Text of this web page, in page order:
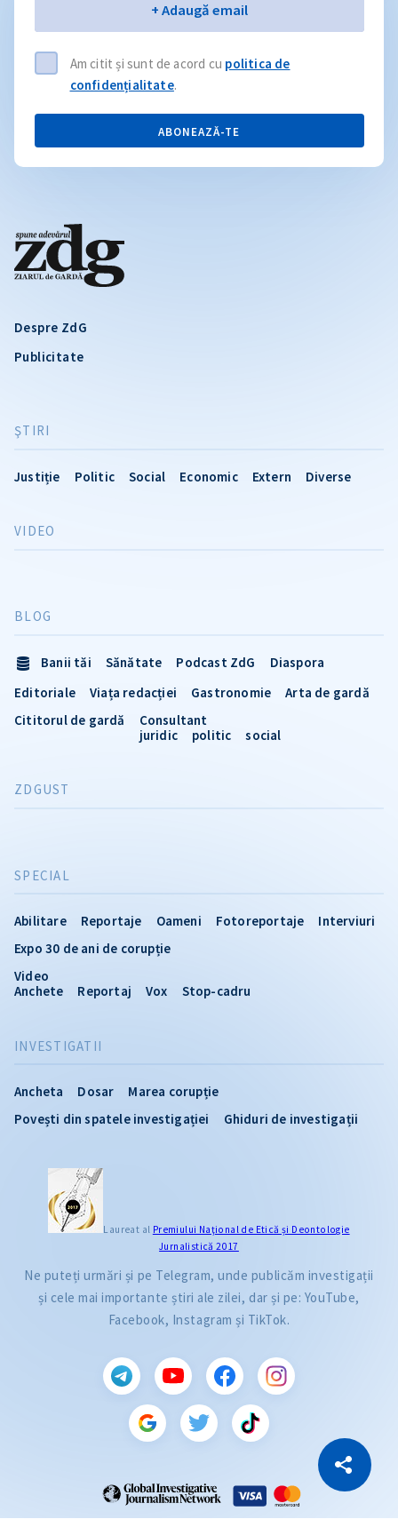
Copiază Link
Despre ZdG
Publicitate
ŞTIRI
Justiție Politic Social Economic Extern Diverse
INVESTIGATII
Ancheta Dosar
Marea corupție
Povești din spatele investigației
Ghiduri de investigații
VIDEO
SPECIAL
Abilitare Reportaje Oameni Fotoreportaje
Interviuri
Expo 30 de ani de corupție
Video
Anchete
Reportaj Vox Stop-cadru
BLOG
Banii tăi Sănătate Podcast ZdG
Diaspora
Editoriale
Viața redacției Gastronomie
Arta de gardă
Cititorul de gardă
Consultant
juridic
politic social
ZDGUST
+ Adaugă email
Am citit și sunt de acord cu politica de
confidențialitate.
ABONEAZĂ-TE
Laureat al Premiului Naţional de Etică și Deontologie
Jurnalistică 2017
Ne puteți urmări și pe Telegram, unde publicăm investigații
și cele mai importante știri ale zilei, dar și pe: YouTube,
Facebook, Instagram și TikTok.